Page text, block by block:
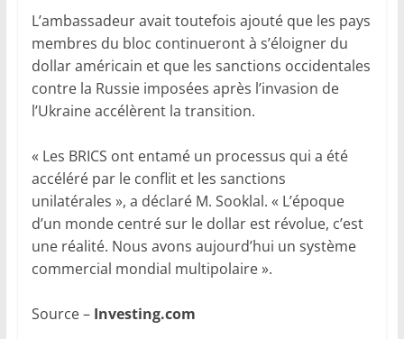
L’ambassadeur avait toutefois ajouté que les pays
membres du bloc continueront à s’éloigner du
dollar américain et que les sanctions occidentales
contre la Russie imposées après l’invasion de
l’Ukraine accélèrent la transition.
« Les BRICS ont entamé un processus qui a été
accéléré par le conflit et les sanctions
unilatérales », a déclaré M. Sooklal. « L’époque
d’un monde centré sur le dollar est révolue, c’est
une réalité. Nous avons aujourd’hui un système
commercial mondial multipolaire ».
Source – Investing.com